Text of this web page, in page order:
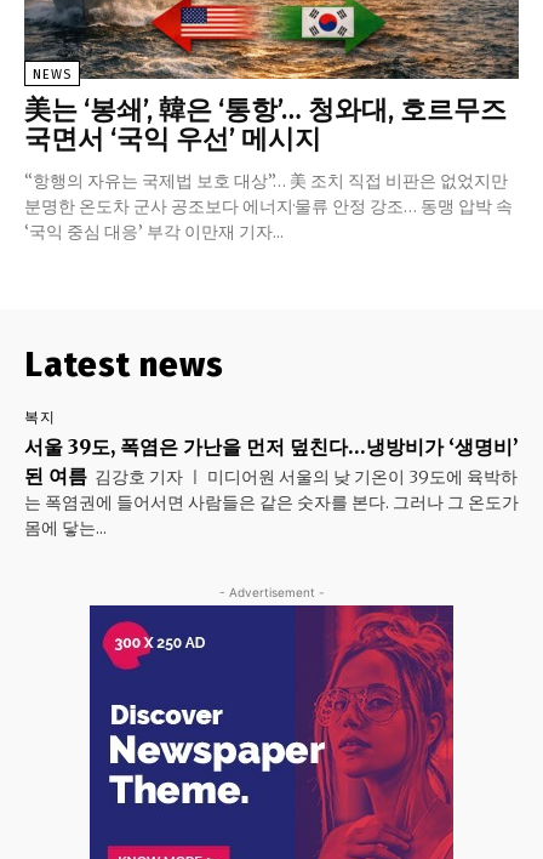
NEWS
美는 ‘봉쇄’, 韓은 ‘통항’… 청와대, 호르무즈
국면서 ‘국익 우선’ 메시지
“항행의 자유는 국제법 보호 대상”… 美 조치 직접 비판은 없었지만
분명한 온도차 군사 공조보다 에너지·물류 안정 강조… 동맹 압박 속
‘국익 중심 대응’ 부각 이만재 기자...
Latest news
복지
서울 39도, 폭염은 가난을 먼저 덮친다…냉방비가 ‘생명비’
된 여름 김강호 기자 ㅣ 미디어원 서울의 낮 기온이 39도에 육박하
는 폭염권에 들어서면 사람들은 같은 숫자를 본다. 그러나 그 온도가
몸에 닿는...
- Advertisement -